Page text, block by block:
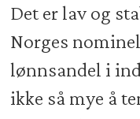
Det er lav og
Norges
lønnsandel i
ikke så mye å